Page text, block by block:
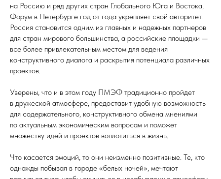
на Россию и ряд других стран Глобального Юга и Востока,
Форум в Петербурге год от года укрепляет свой авторитет.
Россия становится одним из главных и надежных партнеров
для стран мирового большинства, а российские площадки —
все более привлекательным местом для ведения
конструктивного диалога и раскрытия потенциала различных
проектов.
Уверены, что и в этом году ПМЭФ традиционно пройдет
в дружеской атмосфере, предоставит удобную возможность
для содержательного, конструктивного обмена мнениями
по актуальным экономическим вопросам и поможет
множеству идей и проектов воплотиться в жизнь.
Что касается эмоций, то они неизменно позитивные. Те, кто
однажды побывал в городе «белых ночей», мечтают